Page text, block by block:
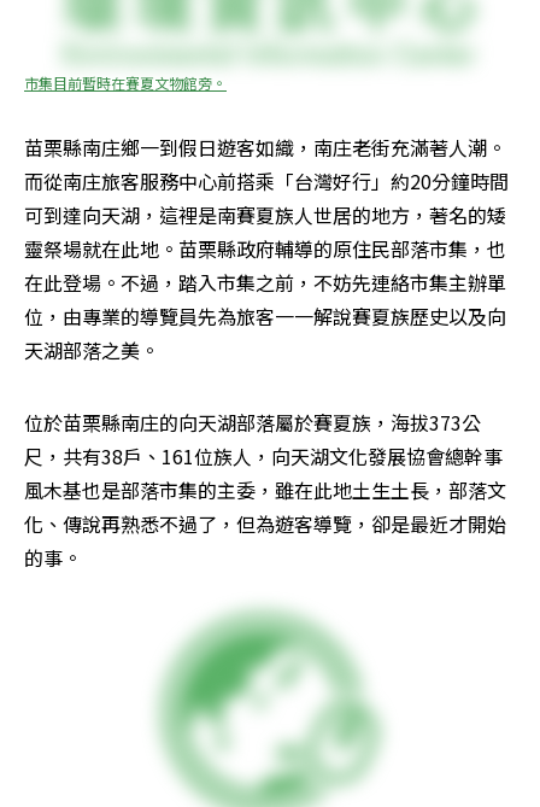
市集目前暫時在賽夏文物館旁。
苗栗縣南庄鄉一到假日遊客如織，南庄老街充滿著人潮。
而從南庄旅客服務中心前搭乘「台灣好行」約20分鐘時間
可到達向天湖，這裡是南賽夏族人世居的地方，著名的矮
靈祭場就在此地。苗栗縣政府輔導的原住民部落市集，也
在此登場。不過，踏入市集之前，不妨先連絡市集主辦單
位，由專業的導覽員先為旅客一一解說賽夏族歷史以及向
天湖部落之美。
位於苗栗縣南庄的向天湖部落屬於賽夏族，海拔373公
尺，共有38戶、161位族人，向天湖文化發展協會總幹事
風木基也是部落市集的主委，雖在此地土生土長，部落文
化、傳說再熟悉不過了，但為遊客導覽，卻是最近才開始
的事。